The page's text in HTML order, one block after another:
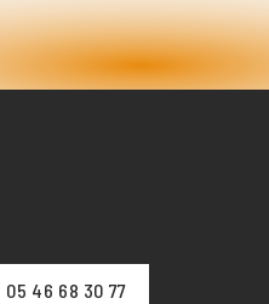
05 46 68 30 77